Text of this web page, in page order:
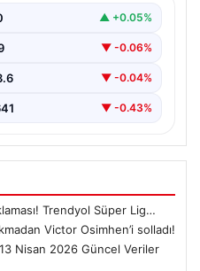
▲ +0.05%
▼ -0.06%
▼ -0.04%
▼ -0.43%
Trendyol Süper Lig…
Victor Osimhen’i solladı!
Nisan 2026 Güncel Veriler